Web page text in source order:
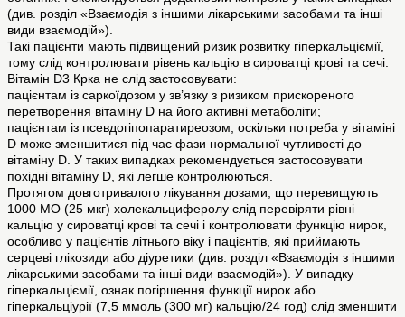
(див. розділ «Взаємодія з іншими лікарськими засобами та інші
види взаємодій»).
Такі пацієнти мають підвищений ризик розвитку гіперкальціємії,
тому слід контролювати рівень кальцію в сироватці крові та сечі.
Вітамін D3 Крка не слід застосовувати:
пацієнтам із саркоїдозом у зв’язку з ризиком прискореного
перетворення вітаміну D на його активні метаболіти;
пацієнтам із псевдогіпопаратиреозом, оскільки потреба у вітаміні
D може зменшитися під час фази нормальної чутливості до
вітаміну D. У таких випадках рекомендується застосовувати
похідні вітаміну D, які легше контролюються.
Протягом довготривалого лікування дозами, що перевищують
1000 МО (25 мкг) холекальциферолу слід перевіряти рівні
кальцію у сироватці крові та сечі і контролювати функцію нирок,
особливо у пацієнтів літнього віку і пацієнтів, які приймають
серцеві глікозиди або діуретики (див. розділ «Взаємодія з іншими
лікарськими засобами та інші види взаємодій»). У випадку
гіперкальціємії, ознак погіршення функції нирок або
гіперкальціурії (7,5 ммоль (300 мг) кальцію/24 год) слід зменшити